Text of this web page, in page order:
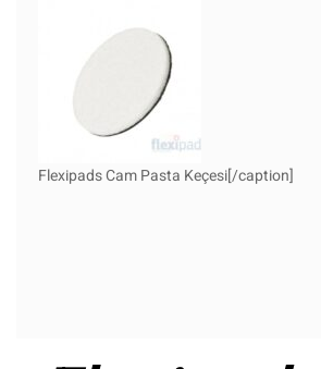
Flexipads Cam Pasta Keçesi[/caption]